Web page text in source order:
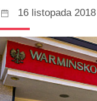
16 listopada 2018